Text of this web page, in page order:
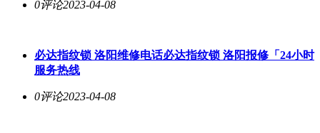
0评论2023-04-08
必达指纹锁 洛阳维修电话必达指纹锁 洛阳报修「 24小时
服务热线
0评论2023-04-08